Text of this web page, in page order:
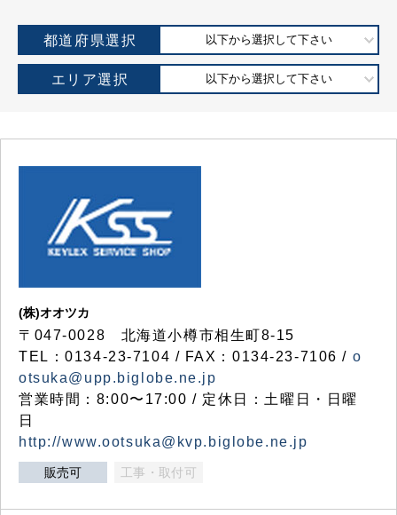
都道府県選択 以下から選択して下さい
エリア選択 以下から選択して下さい
(株)オオツカ
〒047-0028 北海道小樽市相生町8-15
TEL：0134-23-7104 / FAX：0134-23-7106 / o
otsuka@upp.biglobe.ne.jp
営業時間：8:00〜17:00 / 定休日：土曜日・日曜
日
http://www.ootsuka@kvp.biglobe.ne.jp
販売可 工事・取付可